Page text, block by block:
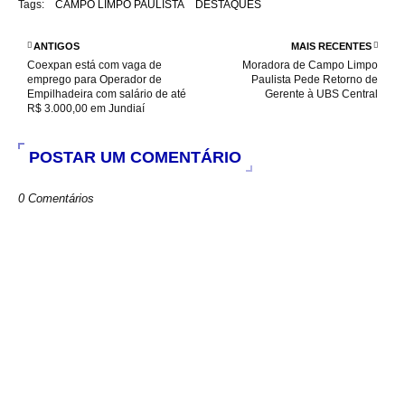
o
p
Tags: CAMPO LIMPO PAULISTA DESTAQUES
MAIS RECENTES
Moradora de Campo Limpo
Paulista Pede Retorno de
Gerente à UBS Central
ANTIGOS
Coexpan está com vaga de
emprego para Operador de
Empilhadeira com salário de até
R$ 3.000,00 em Jundiaí
POSTAR UM COMENTÁRIO
0 Comentários